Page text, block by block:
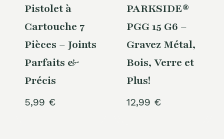
Pistolet à
Cartouche 7
Pièces – Joints
Parfaits &
Précis
5,99 €
PARKSIDE®
PGG 15 G6 –
Gravez Métal,
Bois, Verre et
Plus!
12,99 €